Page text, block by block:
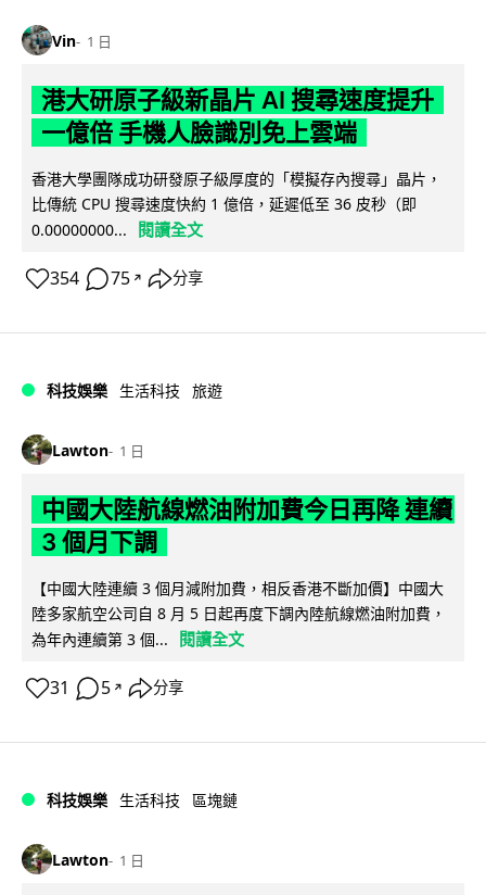
Vin 1 日
港大研原子級新晶片 AI 搜尋速度提升
一億倍 手機人臉識別免上雲端
香港大學團隊成功研發原子級厚度的「模擬存內搜尋」晶片，
比傳統 CPU 搜尋速度快約 1 億倍，延遲低至 36 皮秒（即
0.00000000...
閱讀全文
354 75 ↗ 分享
科技娛樂 生活科技 旅遊
Lawton 1 日
中國大陸航線燃油附加費今日再降 連續
3 個月下調
【中國大陸連續 3 個月減附加費，相反香港不斷加價】中國大
陸多家航空公司自 8 月 5 日起再度下調內陸航線燃油附加費，
為年內連續第 3 個...
閱讀全文
31 5 ↗ 分享
科技娛樂 生活科技 區塊鏈
Lawton 1 日